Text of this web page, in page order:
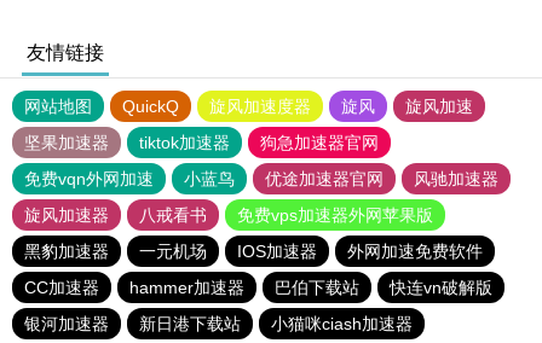
友情链接
网站地图 QuickQ 旋风加速度器 旋风
旋风加速
坚果加速器
tiktok加速器
狗急加速器官网
免费vqn外网加速
小蓝鸟 优途加速器官网
风驰加速器
旋风加速器
八戒看书
免费vps加速器外网苹果版
黑豹加速器
一元机场 IOS加速器
外网加速免费软件
CC加速器
hammer加速器 巴伯下载站
快连vn破解版
银河加速器
新日港下载站 小猫咪ciash加速器